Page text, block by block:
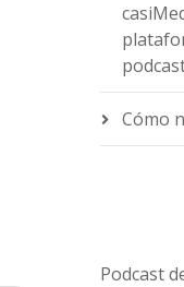
Cómo
Podcast